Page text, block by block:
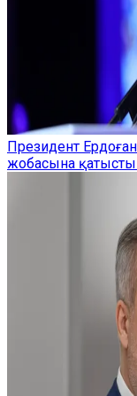
Президент
жобасына